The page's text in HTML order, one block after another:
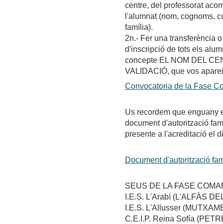
centre, del professorat
l'alumnat (nom, cognoms,
família).
2n.- Fer una transferència
d'inscripció de tots els
concepte EL NOM DEL
VALIDACIÓ, que vos
Convocatoria de la Fase
Us recordem que enguany
document d'autorització
presente a l'acreditació el
Document d'autorització
SEUS DE LA FASE
I.E.S. L'Arabí (L'ALFÀS
I.E.S. L'Allusser
C.E.I.P. Reina Sofía